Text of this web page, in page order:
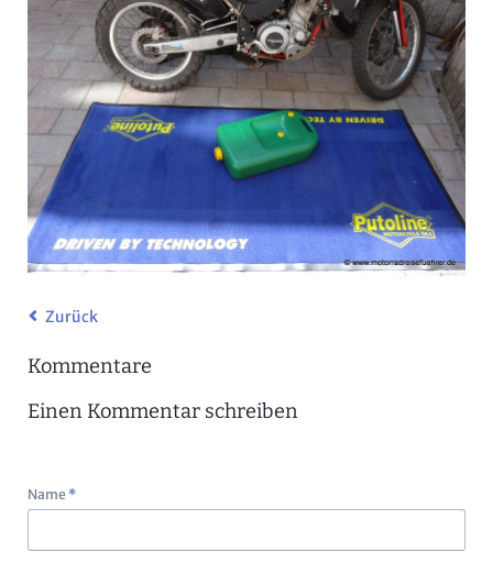
Zurück
Kommentare
Einen Kommentar schreiben
Pflichtfeld
Name *